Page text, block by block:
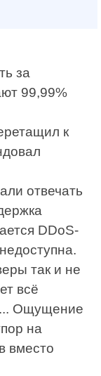
за
99,99%
к
отвечать
DDoS-
так и не
всё
Ощущение
на
вместо